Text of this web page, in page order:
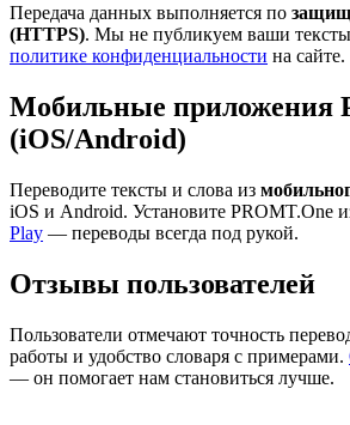
Передача данных выполняется по
(HTTPS). Мы не публикуем ваши
политике конфиденциальности на сайте.
Мобильные приложения
(iOS/Android)
Переводите тексты и слова из
iOS и Android. Установите PROMT.One
Play — переводы всегда под рукой.
Отзывы пользователей
Пользователи отмечают точность
работы и удобство словаря с примерами.
— он помогает нам становиться лучше.